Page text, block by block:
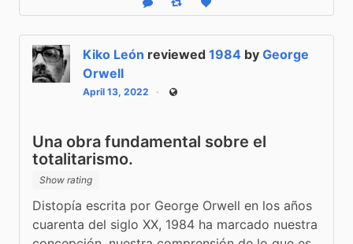
Reply Boost statusLike status
Kiko León reviewed 1984 by George
Orwell
April 13, 2022 Public
Una obra fundamental sobre el
totalitarismo.
Show rating
Distopía escrita por George Orwell en los años
cuarenta del siglo XX, 1984 ha marcado nuestra